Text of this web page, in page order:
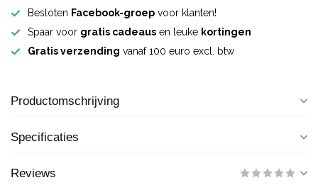
Besloten Facebook-groep voor klanten!
Spaar voor gratis cadeaus en leuke kortingen
Gratis verzending vanaf 100 euro excl. btw
Productomschrijving
Specificaties
Reviews